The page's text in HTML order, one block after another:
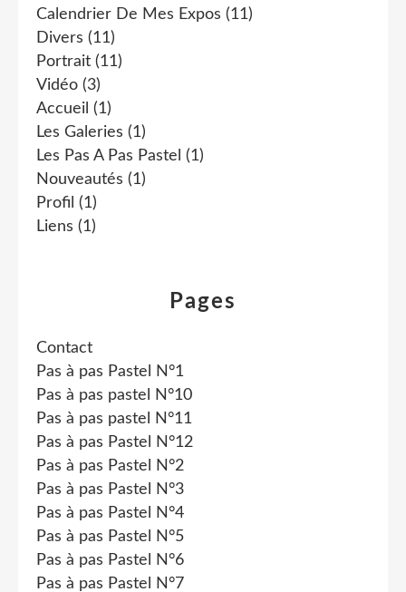
Calendrier De Mes Expos (11)
Divers (11)
Portrait (11)
Vidéo (3)
Accueil (1)
Les Galeries (1)
Les Pas A Pas Pastel (1)
Nouveautés (1)
Profil (1)
Liens (1)
Pages
Contact
Pas à pas Pastel N°1
Pas à pas pastel N°10
Pas à pas pastel N°11
Pas à pas Pastel N°12
Pas à pas Pastel N°2
Pas à pas Pastel N°3
Pas à pas Pastel N°4
Pas à pas Pastel N°5
Pas à pas Pastel N°6
Pas à pas Pastel N°7